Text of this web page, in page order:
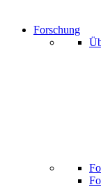
Forschung